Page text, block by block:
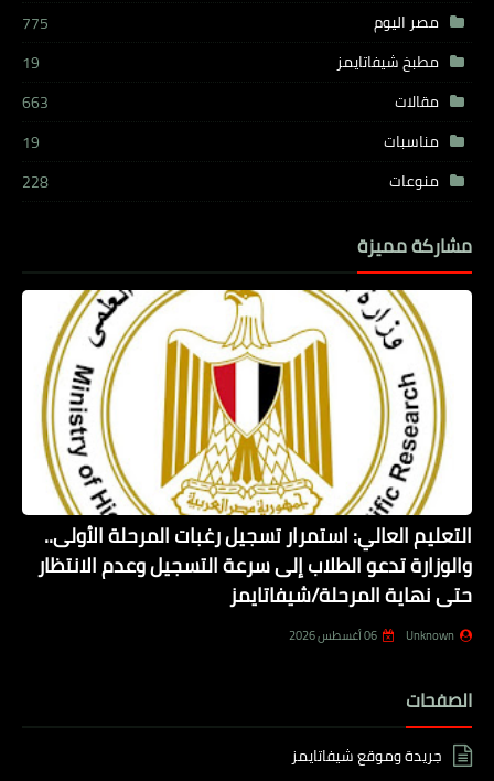
مصر اليوم
775
مطبخ شيفاتايمز
19
مقالات
663
مناسبات
19
منوعات
228
مشاركة مميزة
التعليم العالي: استمرار تسجيل رغبات المرحلة الأولى..
والوزارة تدعو الطلاب إلى سرعة التسجيل وعدم الانتظار
حتى نهاية المرحلة/شيفاتايمز
Unknown 06 أغسطس 2026
الصفحات
جريدة وموقع شيفاتايمز